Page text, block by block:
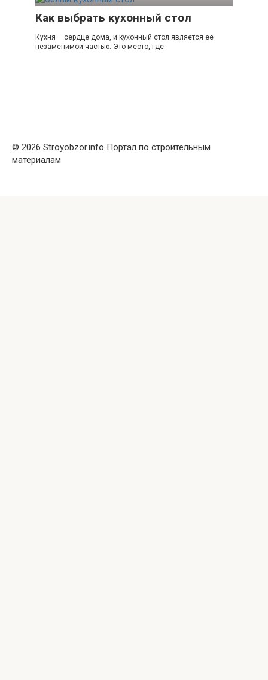
Как выбрать кухонный стол
Кухня – сердце дома, и кухонный стол является ее
незаменимой частью. Это место, где
© 2026 Stroyobzor.info Портал по строительным
материалам